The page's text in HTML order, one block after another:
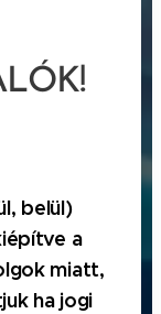
3 emelet 9
belül)
a
miatt,
ha jogi